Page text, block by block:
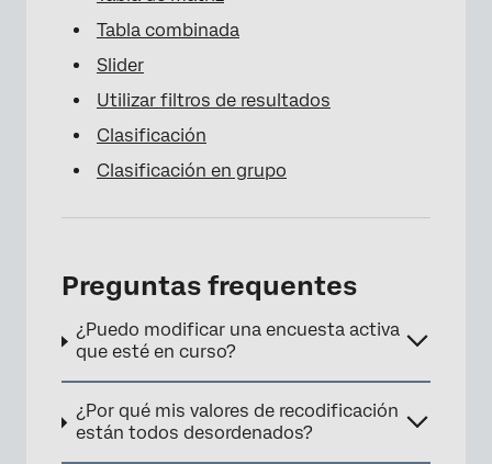
Tabla combinada
Slider
Utilizar filtros de resultados
Clasificación
Clasificación en grupo
Preguntas frequentes
¿Puedo modificar una encuesta activa
que esté en curso?
¿Por qué mis valores de recodificación
están todos desordenados?